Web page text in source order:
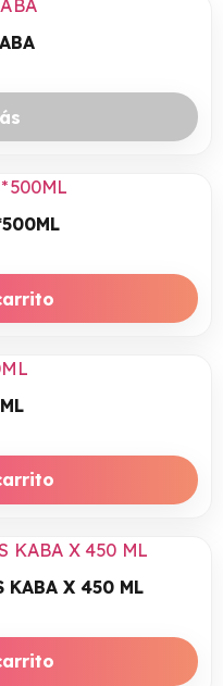
KABA X 450 ML